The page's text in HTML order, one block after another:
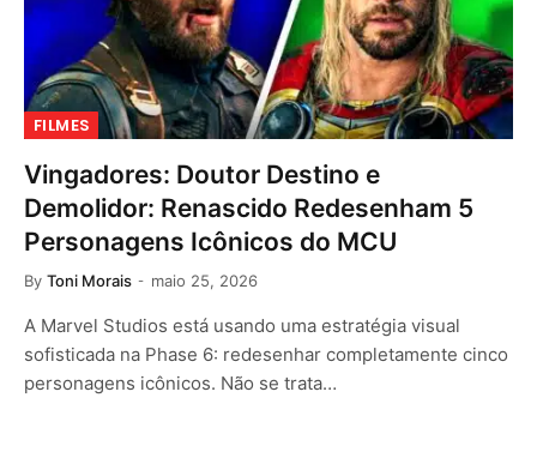
FILMES
Vingadores: Doutor Destino e
Demolidor: Renascido Redesenham 5
Personagens Icônicos do MCU
By Toni Morais maio 25, 2026
A Marvel Studios está usando uma estratégia visual
sofisticada na Phase 6: redesenhar completamente cinco
personagens icônicos. Não se trata…